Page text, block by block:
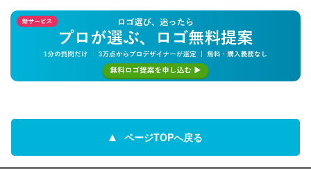
ページTOPへ戻る